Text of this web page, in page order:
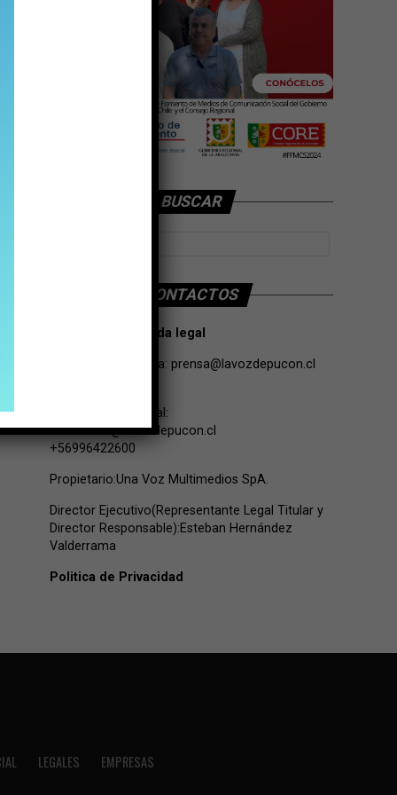
BUSCAR
CONTACTOS
Tarifas Propaganda legal
Contacto de Prensa: prensa@lavozdepucon.cl
Contacto Comercial:
comercial@lavozdepucon.cl
+56996422600
Propietario:Una Voz Multimedios SpA.
Director Ejecutivo(Representante Legal Titular y
Director Responsable):Esteban Hernández
Valderrama
Politica de Privacidad
LEGALES EMPRESAS